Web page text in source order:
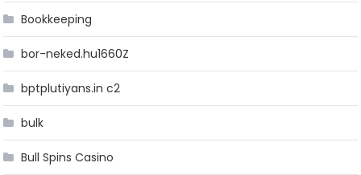
Bookkeeping
bor-neked.hu1660Z
bptplutiyans.in c2
bulk
Bull Spins Casino